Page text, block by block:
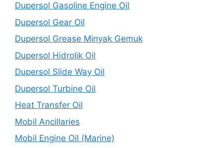
Dupersol Gasoline Engine Oil
Dupersol Gear Oil
Dupersol Grease Minyak Gemuk
Dupersol Hidrolik Oil
Dupersol Slide Way Oil
Dupersol Turbine Oil
Heat Transfer Oil
Mobil Ancillaries
Mobil Engine Oil (Marine)